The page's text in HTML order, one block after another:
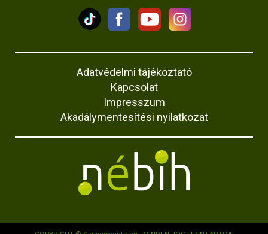
Adatvédelmi tájékoztató
Kapcsolat
Impresszum
Akadálymentesítési nyilatkozat